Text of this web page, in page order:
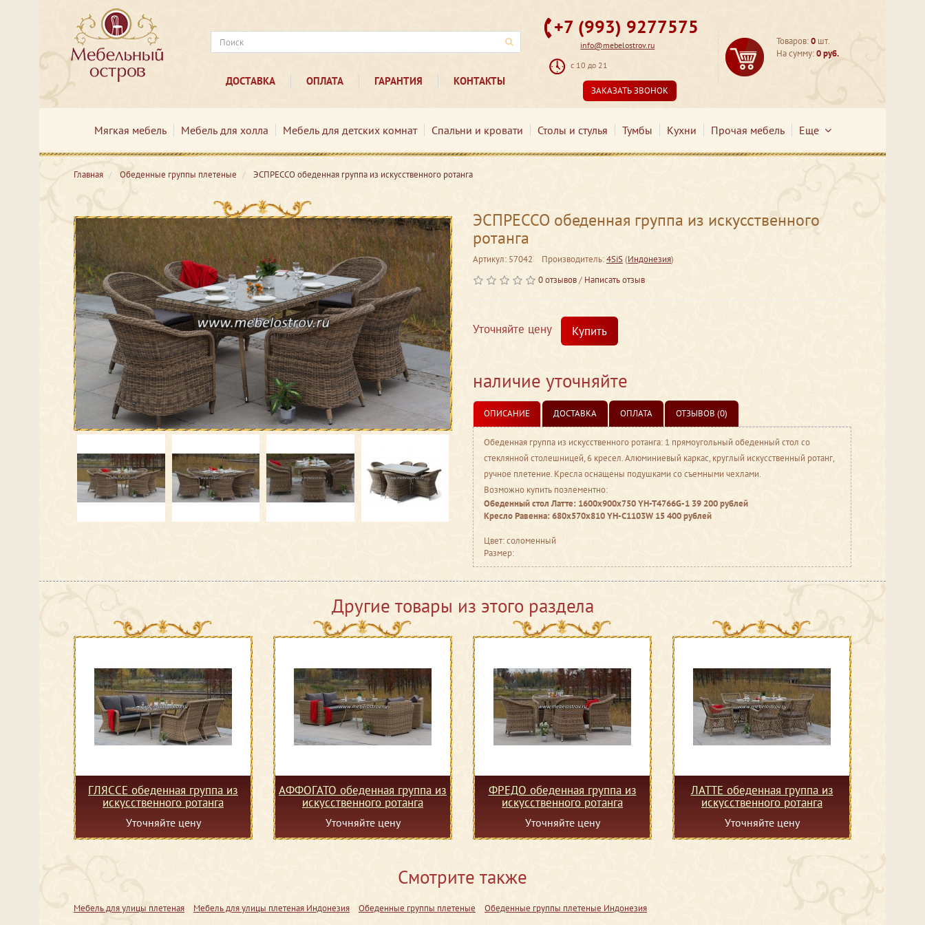
ДОСТАВКА ОПЛАТА ГАРАНТИЯ КОНТАКТЫ
+7 (993) 9277575
info@mebelostrov.ru
с 10 до 21
ЗАКАЗАТЬ ЗВОНОК
Товаров:0 шт.
На сумму:0 руб.
Мягкая мебель Мебель для холла Мебель для детских комнат Спальни и кровати Столы и стулья Тумбы Кухни Прочая мебель Еще
Главная Обеденные группы плетеные ЭСПРЕССО обеденная группа из искусственного ротанга
ЭСПРЕССО обеденная группа из искусственного
ротанга
Артикул: 57042 Производитель:4SiS(Индонезия)
0 отзывов/ Написать отзыв
Уточняйте цену Купить
наличие уточняйте
ОПИСАНИЕ ДОСТАВКА ОПЛАТА ОТЗЫВОВ (0)
Обеденная группа из искусственного ротанга: 1 прямоугольный обеденный стол со
стеклянной столешницей, 6 кресел. Алюминиевый каркас, круглый искусственный ротанг,
ручное плетение. Кресла оснащены подушками со съемными чехлами.
Возможно купить поэлементно:
Обеденный стол Латте: 1600х900х750 YH-T4766G-1 39 200рублей
Кресло Равенна: 680х570х810 YH-C1103W 15 400 рублей
Цвет: соломенный
Размер:
Другие товары из этого раздела
ГЛЯССЕ обеденная группа из
искусственного ротанга
Уточняйте цену
АФФОГАТО обеденная группа из
искусственного ротанга
Уточняйте цену
ФРЕДО обеденная группа из
искусственного ротанга
Уточняйте цену
ЛАТТЕ обеденная группа из
искусственного ротанга
Уточняйте цену
Смотрите также
Мебель для улицы плетеная Мебель для улицы плетеная Индонезия Обеденные группы плетеные Обеденные группы плетеные Индонезия